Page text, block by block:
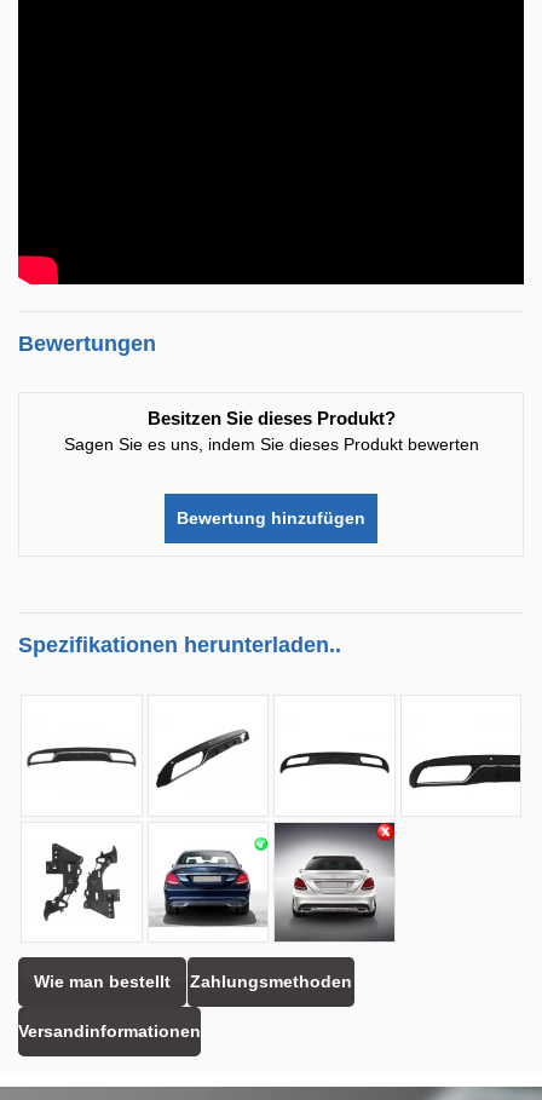
Bewertungen
Besitzen Sie dieses Produkt?
Sagen Sie es uns, indem Sie dieses Produkt bewerten
Bewertung hinzufügen
Spezifikationen herunterladen..
Wie man bestellt Zahlungsmethoden
Versandinformationen